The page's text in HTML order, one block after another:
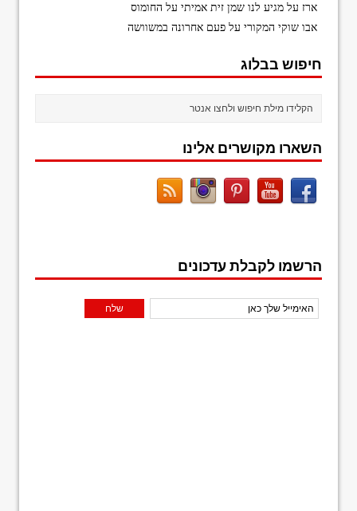
ארז עלמגיע לנו שמן זית אמיתי על החומוס
אבו שוקי המקורי עלפעם אחרונה במשוושה
חיפוש בבלוג
השארו מקושרים אלינו
הרשמו לקבלת עדכונים